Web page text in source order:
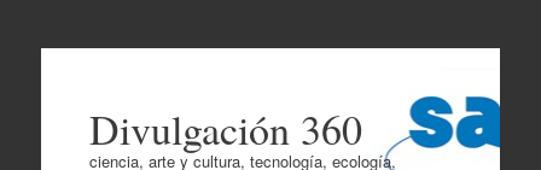
Divulgación 360
ciencia, arte y cultura, tecnología, ecología,